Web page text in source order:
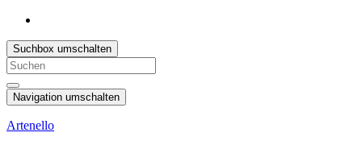
Suchbox umschalten
Search
for:
Navigation umschalten
Artenello